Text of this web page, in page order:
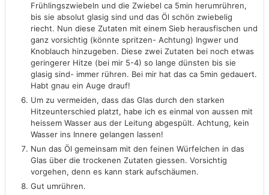
Frühlingszwiebeln und die Zwiebel ca 5min herumrühren,
bis sie absolut glasig sind und das Öl schön zwiebelig
riecht. Nun diese Zutaten mit einem Sieb herausfischen und
ganz vorsichtig (könnte spritzen- Achtung) Ingwer und
Knoblauch hinzugeben. Diese zwei Zutaten bei noch etwas
geringerer Hitze (bei mir 5-4) so lange dünsten bis sie
glasig sind- immer rühren. Bei mir hat das ca 5min gedauert.
Habt gnau ein Auge drauf!
Um zu vermeiden, dass das Glas durch den starken
Hitzeunterschied platzt, habe ich es einmal von aussen mit
heissem Wasser aus der Leitung abgespült. Achtung, kein
Wasser ins Innere gelangen lassen!
Nun das Öl gemeinsam mit den feinen Würfelchen in das
Glas über die trockenen Zutaten giessen. Vorsichtig
vorgehen, denn es kann stark aufschäumen.
Gut umrühren.